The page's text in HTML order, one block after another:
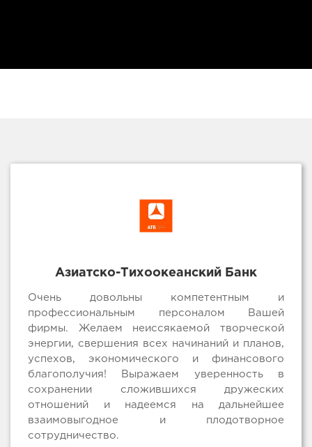
Азиатско-Тихоокеанский Банк
Очень довольны компетентным и
профессиональным персоналом Вашей
фирмы. Желаем неиссякаемой творческой
энергии, свершения всех начинаний и планов,
успехов, экономического и финансового
благополучия! Выражаем уверенность в
сохранении сложившихся дружеских
отношений и надеемся на дальнейшее
взаимовыгодное и плодотворное
сотрудничество.